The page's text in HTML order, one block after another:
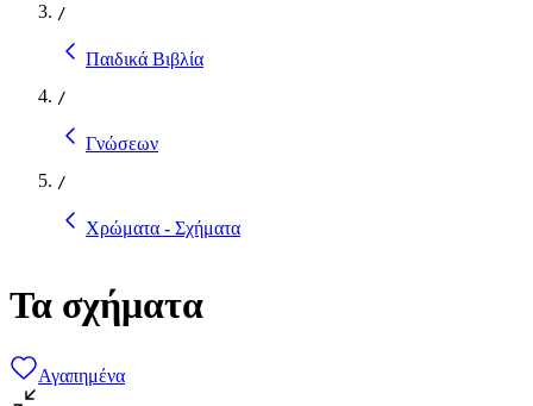
/
Παιδικά Βιβλία
/
Γνώσεων
/
Χρώματα - Σχήματα
Τα σχήματα
Αγαπημένα